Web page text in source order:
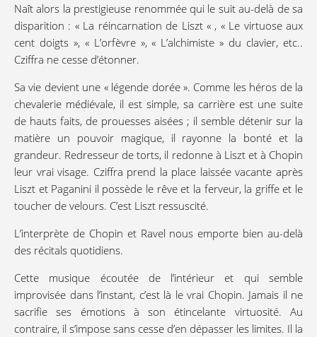
Naît alors la prestigieuse renommée qui le suit au-delà de sa
disparition : « La réincarnation de Liszt « , « Le virtuose aux
cent doigts », « L’orfèvre », « L’alchimiste » du clavier, etc..
Cziffra ne cesse d’étonner.
Sa vie devient une « légende dorée ». Comme les héros de la
chevalerie médiévale, il est simple, sa carrière est une suite
de hauts faits, de prouesses aisées ; il semble détenir sur la
matière un pouvoir magique, il rayonne la bonté et la
grandeur. Redresseur de torts, il redonne à Liszt et à Chopin
leur vrai visage. Cziffra prend la place laissée vacante après
Liszt et Paganini il possède le rêve et la ferveur, la griffe et le
toucher de velours. C’est Liszt ressuscité.
L’interprète de Chopin et Ravel nous emporte bien au-delà
des récitals quotidiens.
Cette musique écoutée de l’intérieur et qui semble
improvisée dans l’instant, c’est là le vrai Chopin. Jamais il ne
sacrifie ses émotions à son étincelante virtuosité. Au
contraire, il s’impose sans cesse d’en dépasser les limites. Il la